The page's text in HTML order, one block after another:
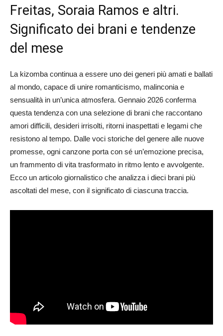
Freitas, Soraia Ramos e altri.
Significato dei brani e tendenze
del mese
La kizomba continua a essere uno dei generi più amati e ballati
al mondo, capace di unire romanticismo, malinconia e
sensualità in un’unica atmosfera. Gennaio 2026 conferma
questa tendenza con una selezione di brani che raccontano
amori difficili, desideri irrisolti, ritorni inaspettati e legami che
resistono al tempo. Dalle voci storiche del genere alle nuove
promesse, ogni canzone porta con sé un’emozione precisa,
un frammento di vita trasformato in ritmo lento e avvolgente.
Ecco un articolo giornalistico che analizza i dieci brani più
ascoltati del mese, con il significato di ciascuna traccia.